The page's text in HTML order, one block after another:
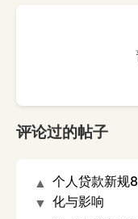
评论过的帖子
▲
▼
个人贷款新规
化与影响